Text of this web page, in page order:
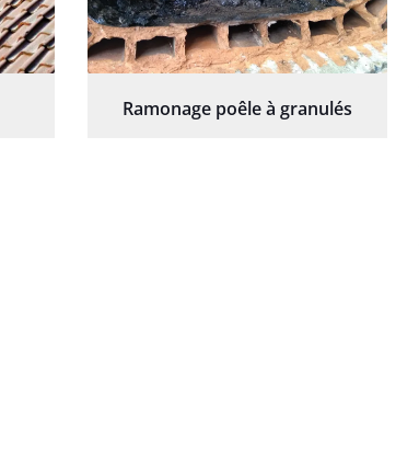
Ramonage poêle à granulés